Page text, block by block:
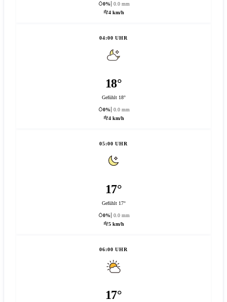
0%
0.0 mm
4 km/h
04:00 UHR
18°
Gefühlt 18°
0%
0.0 mm
4 km/h
05:00 UHR
17°
Gefühlt 17°
0%
0.0 mm
5 km/h
06:00 UHR
17°